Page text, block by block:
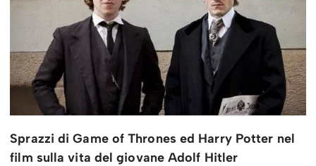
Sprazzi di Game of Thrones ed Harry Potter nel
film sulla vita del giovane Adolf Hitler